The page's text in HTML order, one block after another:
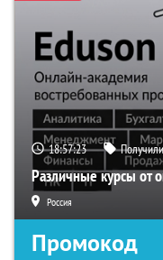
18:57:22
Различные курсы от
Россия
Промокод